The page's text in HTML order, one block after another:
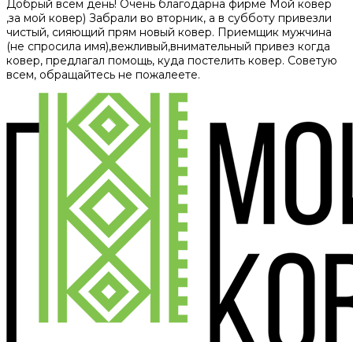
Добрый всем день! Очень благодарна фирме Мой ковер
,за мой ковер) Забрали во вторник, а в субботу привезли
чистый, сияющий прям новый ковер. Приемщик мужчина
(не спросила имя),вежливый,внимательный привез когда
ковер, предлагал помощь, куда постелить ковер. Советую
всем, обращайтесь не пожалеете.